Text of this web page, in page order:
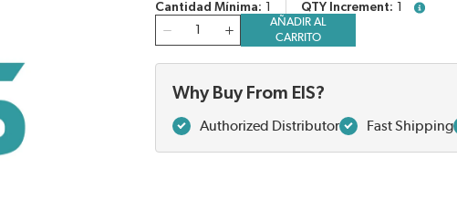
Cantidad Mínima QTY Increment
more info
Cantidad
AÑADIR AL
CARRITO
Why Buy From EIS?
Authorized Distributor Fast Shipping